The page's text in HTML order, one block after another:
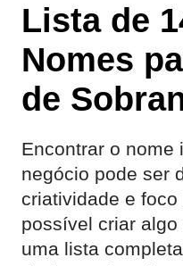
Lista de
Nomes
de
Encontrar o nome
negócio pode ser
criatividade e
possível criar
uma lista